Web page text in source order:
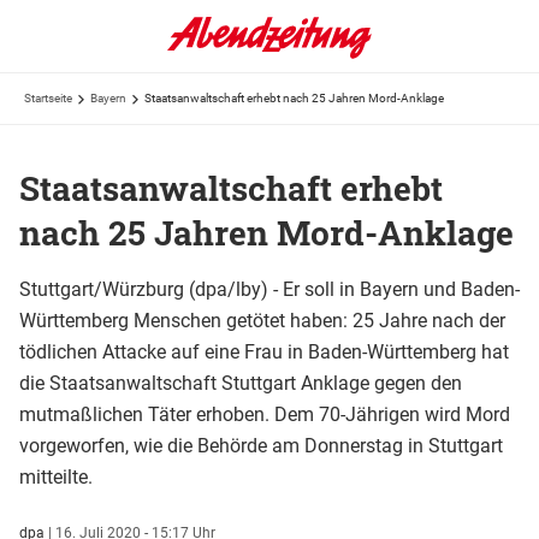
Startseite Bayern Staatsanwaltschaft erhebt nach 25 Jahren Mord-Anklage
Staatsanwaltschaft erhebt
nach 25 Jahren Mord-Anklage
Stuttgart/Würzburg (dpa/lby) - Er soll in Bayern und Baden-
Württemberg Menschen getötet haben: 25 Jahre nach der
tödlichen Attacke auf eine Frau in Baden-Württemberg hat
die Staatsanwaltschaft Stuttgart Anklage gegen den
mutmaßlichen Täter erhoben. Dem 70-Jährigen wird Mord
vorgeworfen, wie die Behörde am Donnerstag in Stuttgart
mitteilte.
dpa | 16. Juli 2020 - 15:17 Uhr